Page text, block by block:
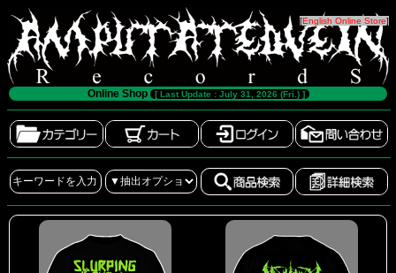
[English Online Store]
Online Shop [ Last Update : July 31, 2026 (Fri.) ]